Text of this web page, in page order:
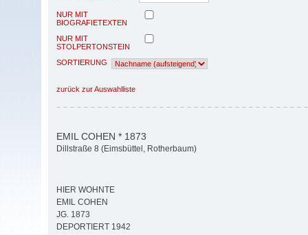
NUR MIT
BIOGRAFIETEXTEN
NUR MIT
STOLPERTONSTEIN
SORTIERUNG
zurück zur Auswahlliste
EMIL COHEN * 1873
Dillstraße 8 (Eimsbüttel, Rotherbaum)
HIER WOHNTE
EMIL COHEN
JG. 1873
DEPORTIERT 1942